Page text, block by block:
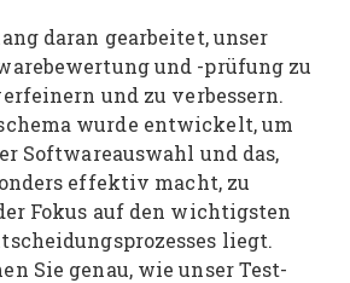
daran gearbeitet, unser
und -prüfung zu
und zu verbessern.
wurde entwickelt, um
Softwareauswahl und das,
effektiv macht, zu
Fokus auf den wichtigsten
liegt.
Sie genau, wie unser Test-